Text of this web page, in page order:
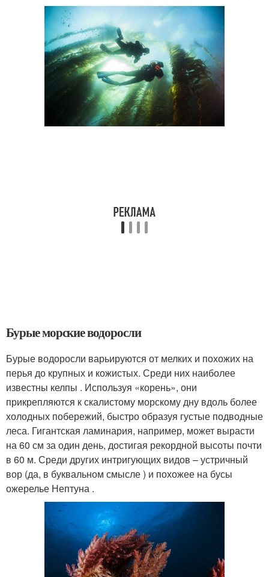
Бурые морские водоросли
Бурые водоросли варьируются от мелких и похожих на
перья до крупных и кожистых. Среди них наиболее
известны келпы . Используя «корень», они
прикрепляются к скалистому морскому дну вдоль более
холодных побережий, быстро образуя густые подводные
леса. Гигантская ламинария, например, может вырасти
на 60 см за один день, достигая рекордной высоты почти
в 60 м. Среди других интригующих видов – устричный
вор (да, в буквальном смысле ) и похожее на бусы
ожерелье Нептуна .